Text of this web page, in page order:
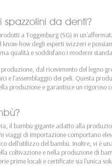
da denti?
a Toggenburg (SG) in
how degli esperti svizzeri e
qualità e soddisfano i moderni
dal ricevimento del legno
e l'assemblaggio dei peli. Questa
produzione e garantisce un rigoroso
il bambù gigante adatto alla
viaggi di importazione comportano
dell'utilizzo del bambù. Inoltre, vi è
coltivazione e nella produzione di
prime locali e certificate sia l'unica